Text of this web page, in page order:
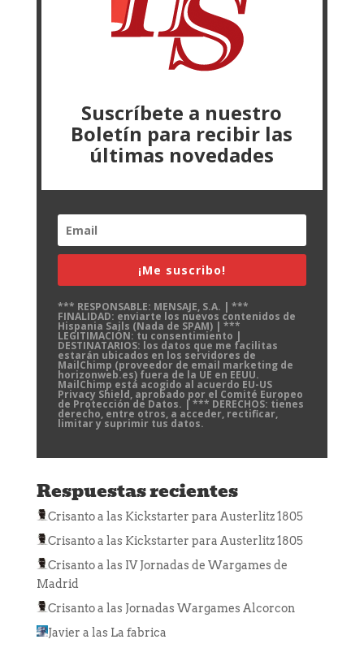
Suscríbete a nuestro
Boletín para recibir las
últimas novedades
¡Me suscribo!
*** RESPONSABLE: MENSAJE, S.A. | ***
FINALIDAD: enviarte los nuevos contenidos de
Hispania Sails (Nada de SPAM) | ***
LEGITIMACIÓN: tu consentimiento |
DESTINATARIOS: los datos que me facilitas
estarán ubicados en los servidores de
MailChimp (proveedor de email marketing de
horizonweb.es) fuera de la UE en EEUU.
MailChimp está acogido al acuerdo EU-US
Privacy Shield, aprobado por el Comité Europeo
de Protección de Datos. | *** DERECHOS: tienes
derecho, entre otros, a acceder, rectificar,
limitar y suprimir tus datos.
Respuestas recientes
Crisantoa las Kickstarter para Austerlitz 1805
Crisantoa las Kickstarter para Austerlitz 1805
Crisantoa las IV Jornadas de Wargames de
Madrid
Crisantoa las Jornadas Wargames Alcorcon
Javier a las La fabrica